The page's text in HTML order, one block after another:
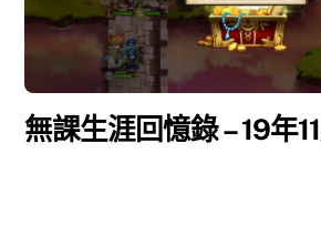
無課生涯回憶錄 – 19年